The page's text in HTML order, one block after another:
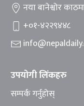
नया बानेश्वोर
+०१-४२२९४४८
उपयोगी लिंकहरु
सम्पर्क गर्नुहोस्